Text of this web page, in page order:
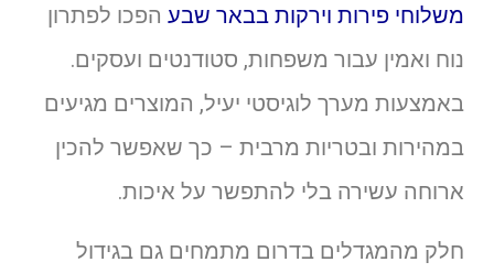
משלוחי פירות וירקות בבאר שבע הפכו לפתרון
נוח ואמין עבור משפחות, סטודנטים ועסקים.
באמצעות מערך לוגיסטי יעיל, המוצרים מגיעים
במהירות ובטריות מרבית – כך שאפשר להכין
ארוחה עשירה בלי להתפשר על איכות.
חלק מהמגדלים בדרום מתמחים גם בגידול